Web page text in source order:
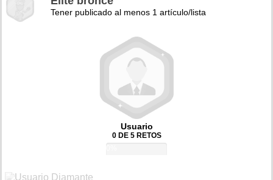
Tener publicado al menos 1 artículo/lista
Usuario
0 DE 5 RETOS